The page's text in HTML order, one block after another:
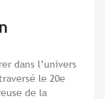
dans l’univers
le 20e
de la